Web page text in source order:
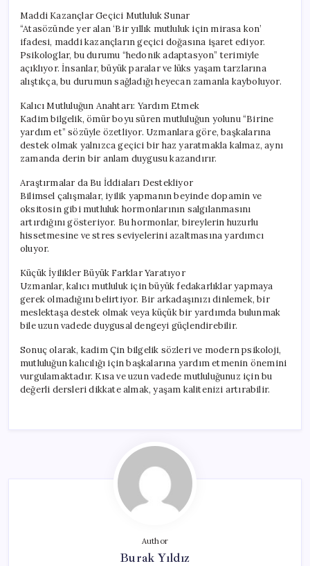
Maddi Kazançlar Geçici Mutluluk Sunar
“Atasözünde yer alan ‘Bir yıllık mutluluk için mirasa kon’
ifadesi, maddi kazançların geçici doğasına işaret ediyor.
Psikologlar, bu durumu “hedonik adaptasyon” terimiyle
açıklıyor. İnsanlar, büyük paralar ve lüks yaşam tarzlarına
alıştıkça, bu durumun sağladığı heyecan zamanla kayboluyor.
Kalıcı Mutluluğun Anahtarı: Yardım Etmek
Kadim bilgelik, ömür boyu süren mutluluğun yolunu “Birine
yardım et” sözüyle özetliyor. Uzmanlara göre, başkalarına
destek olmak yalnızca geçici bir haz yaratmakla kalmaz, aynı
zamanda derin bir anlam duygusu kazandırır.
Araştırmalar da Bu İddiaları Destekliyor
Bilimsel çalışmalar, iyilik yapmanın beyinde dopamin ve
oksitosin gibi mutluluk hormonlarının salgılanmasını
artırdığını gösteriyor. Bu hormonlar, bireylerin huzurlu
hissetmesine ve stres seviyelerini azaltmasına yardımcı
oluyor.
Küçük İyilikler Büyük Farklar Yaratıyor
Uzmanlar, kalıcı mutluluk için büyük fedakarlıklar yapmaya
gerek olmadığını belirtiyor. Bir arkadaşınızı dinlemek, bir
meslektaşa destek olmak veya küçük bir yardımda bulunmak
bile uzun vadede duygusal dengeyi güçlendirebilir.
Sonuç olarak, kadim Çin bilgelik sözleri ve modern psikoloji,
mutluluğun kalıcılığı için başkalarına yardım etmenin önemini
vurgulamaktadır. Kısa ve uzun vadede mutluluğunuz için bu
değerli dersleri dikkate almak, yaşam kalitenizi artırabilir.
Author
Burak Yıldız